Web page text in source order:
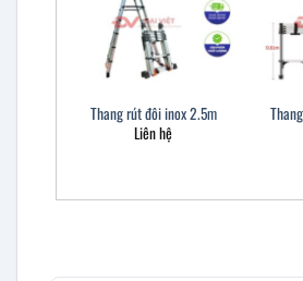
Thang rút đôi inox 2.5m
Liên hệ